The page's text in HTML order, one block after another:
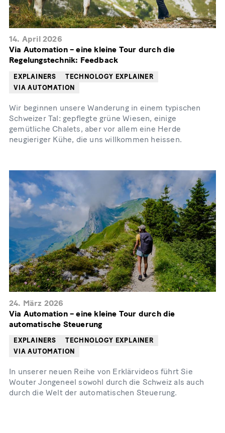
14. April 2026
Via Automation – eine kleine Tour durch die
Regelungstechnik: Feedback
EXPLAINERS
TECHNOLOGY EXPLAINER
VIA AUTOMATION
Wir beginnen unsere Wanderung in einem typischen
Schweizer Tal: gepflegte grüne Wiesen, einige
gemütliche Chalets, aber vor allem eine Herde
neugieriger Kühe, die uns willkommen heissen.
24. März 2026
Via Automation – eine kleine Tour durch die
automatische Steuerung
EXPLAINERS
TECHNOLOGY EXPLAINER
VIA AUTOMATION
In unserer neuen Reihe von Erklärvideos führt Sie
Wouter Jongeneel sowohl durch die Schweiz als auch
durch die Welt der automatischen Steuerung.